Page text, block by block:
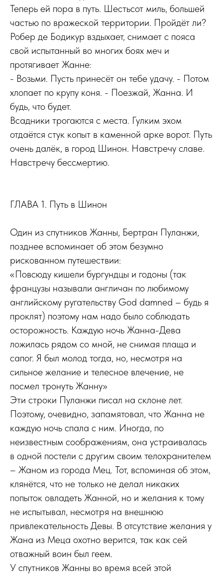
Теперь ей пора в путь. Шестьсот миль, большей
частью по вражеской территории. Пройдёт ли?
Робер де Бодикур вздыхает, снимает с пояса
свой испытанный во многих боях меч и
протягивает Жанне:
- Возьми. Пусть принесёт он тебе удачу. - Потом
хлопает по крупу коня. - Поезжай, Жанна. И
будь, что будет.
Всадники трогаются с места. Гулким эхом
отдаётся стук копыт в каменной арке ворот. Путь
очень далёк, в город Шинон. Навстречу славе.
Навстречу бессмертию.
ГЛАВА 1. Путь в Шинон
Один из спутников Жанны, Бертран Пуланжи,
позднее вспоминает об этом безумно
рискованном путешествии:
«Повсюду кишели бургундцы и годоны (так
французы называли англичан по любимому
английскому ругательству God damned – будь я
проклят) поэтому нам надо было соблюдать
осторожность. Каждую ночь Жанна-Дева
ложилась рядом со мной, не снимая плаща и
сапог. Я был молод тогда, но, несмотря на
сильное желание и телесное влечение, не
посмел тронуть Жанну»
Эти строки Пуланжи писал на склоне лет.
Поэтому, очевидно, запамятовал, что Жанна не
каждую ночь спала с ним. Иногда, по
неизвестным соображениям, она устраивалась
в одной постели с другим своим телохранителем
– Жаном из города Мец. Тот, вспоминая об этом,
клянётся, что не только не делал никаких
попыток овладеть Жанной, но и желания к тому
не испытывал, несмотря на внешнюю
привлекательность Девы. В отсутствие желания у
Жана из Меца охотно верится, так как сей
отважный воин был геем.
У спутников Жанны во время всей этой